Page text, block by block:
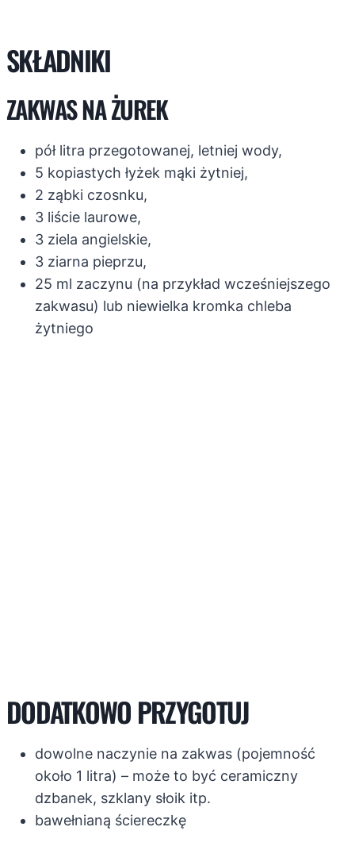
SKŁADNIKI
ZAKWAS NA ŻUREK
pół litra przegotowanej, letniej wody,
5 kopiastych łyżek mąki żytniej,
2 ząbki czosnku,
3 liście laurowe,
3 ziela angielskie,
3 ziarna pieprzu,
25 ml zaczynu (na przykład wcześniejszego
zakwasu) lub niewielka kromka chleba
żytniego
DODATKOWO PRZYGOTUJ
dowolne naczynie na zakwas (pojemność
około 1 litra) – może to być ceramiczny
dzbanek, szklany słoik itp.
bawełnianą ściereczkę